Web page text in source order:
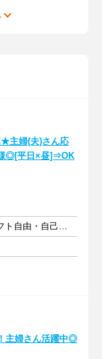
主婦(夫)さん応
◎[平日×昼]⇒OK
週1日以上 1日3時間以上 シフト自由・自己申告
主婦さん活躍中◎